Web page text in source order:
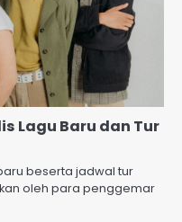
Lagu Baru dan Tur
beserta jadwal tur
oleh para penggemar